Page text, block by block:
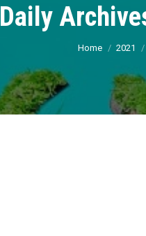
Daily
You are here:
Home 2021